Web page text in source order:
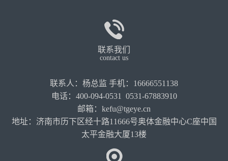
联系我们
contact us
联系人：杨总监 手机：16666551138
电话：400-094-0531 0531-67883910
邮箱：kefu@tgeye.cn
地址：济南市历下区经十路11666号奥体金融中心C座中国
太平金融大厦13楼